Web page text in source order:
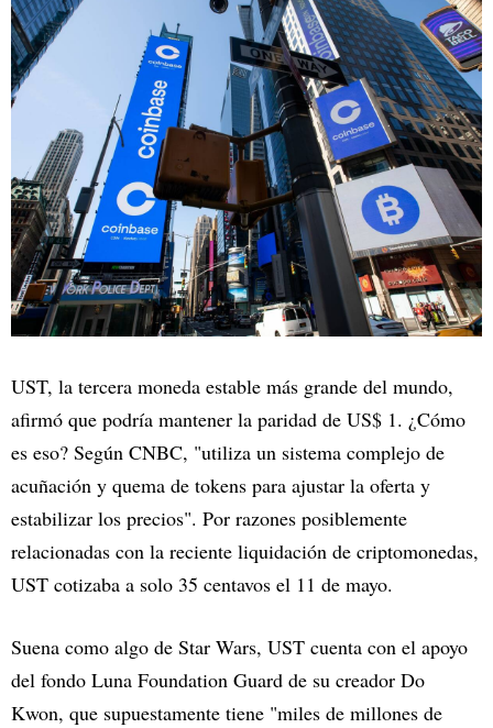
UST, la tercera moneda estable más grande del mundo,
afirmó que podría mantener la paridad de US$ 1. ¿Cómo
es eso? Según CNBC, "utiliza un sistema complejo de
acuñación y quema de tokens para ajustar la oferta y
estabilizar los precios". Por razones posiblemente
relacionadas con la reciente liquidación de criptomonedas,
UST cotizaba a solo 35 centavos el 11 de mayo.
Suena como algo de Star Wars, UST cuenta con el apoyo
del fondo Luna Foundation Guard de su creador Do
Kwon, que supuestamente tiene "miles de millones de